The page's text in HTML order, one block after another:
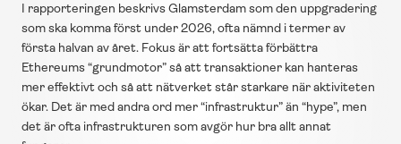
I rapporteringen beskrivs Glamsterdam som den uppgradering
som ska komma först under 2026, ofta nämnd i termer av
första halvan av året. Fokus är att fortsätta förbättra
Ethereums “grundmotor” så att transaktioner kan hanteras
mer effektivt och så att nätverket står starkare när aktiviteten
ökar. Det är med andra ord mer “infrastruktur” än “hype”, men
det är ofta infrastrukturen som avgör hur bra allt annat